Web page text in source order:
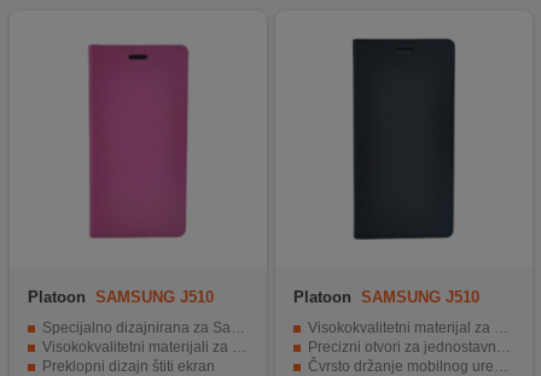
Platoon SAMSUNG J510
Specijalno dizajnirana za Samsung J510
Visokokvalitetni materijali za zaštitu
Preklopni dizajn štiti ekran
Platoon SAMSUNG J510
Visokokvalitetni materijal za zaštitu uređaja.
Precizni otvori za jednostavno korištenje.
Čvrsto držanje mobilnog uređaja.